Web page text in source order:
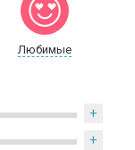
Любимые
+
+